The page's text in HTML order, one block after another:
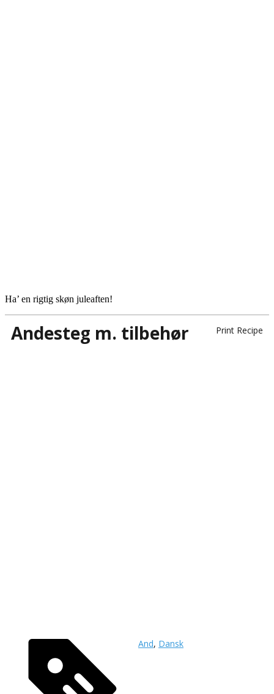
Ha’ en rigtig skøn juleaften!
Print Recipe
Andesteg m. tilbehør
And, Dansk